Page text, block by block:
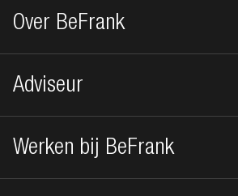
Over BeFrank
Adviseur
Werken bij BeFrank